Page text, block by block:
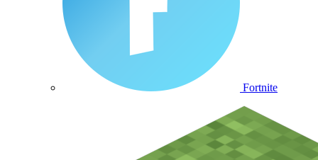
Fortnite